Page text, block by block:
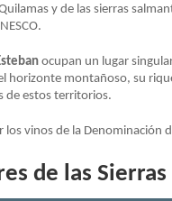
y de las sierras
ocupan un lugar
horizonte montañoso, su
de estos territorios.
vinos de la Denominación
de las Sierras